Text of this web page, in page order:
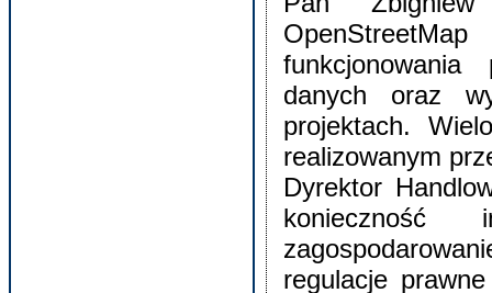
funkcjonowania
danych oraz
projektach.
realizowanym
Dyrektor
konieczność
regulacje